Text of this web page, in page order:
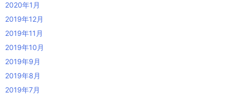
2020年1月
2019年12月
2019年11月
2019年10月
2019年9月
2019年8月
2019年7月